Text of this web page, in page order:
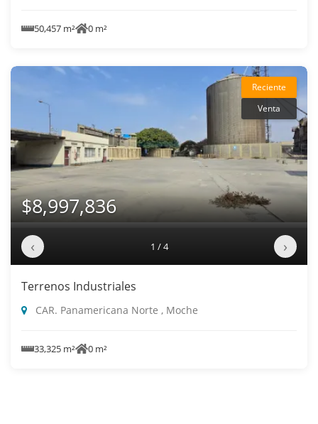
50,457 m² 0 m²
Reciente
Venta
$8,997,836
‹ 1 / 4 ›
Terrenos Industriales
CAR. Panamericana Norte , Moche
33,325 m² 0 m²